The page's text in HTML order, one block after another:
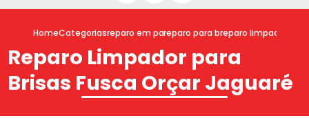
HomeCategoriasreparo em para brisasreparo para brisa trincado
reparo limpador
Reparo Limpador para
Brisas Fusca Orçar Jaguaré